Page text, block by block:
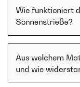
Wie funktioniert
Sonnenstrieße?
Aus welchem
und wie